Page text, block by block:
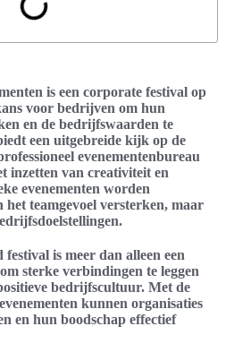
is een corporate festival op
voor bedrijven om hun
en de bedrijfswaarden te
een uitgebreide kijk op de
evenementenbureau
inzetten van creativiteit en
evenementen worden
het teamgevoel versterken, maar
festival is meer dan alleen een
sterke verbindingen te leggen
bedrijfscultuur. Met de
kunnen organisaties
en hun boodschap effectief